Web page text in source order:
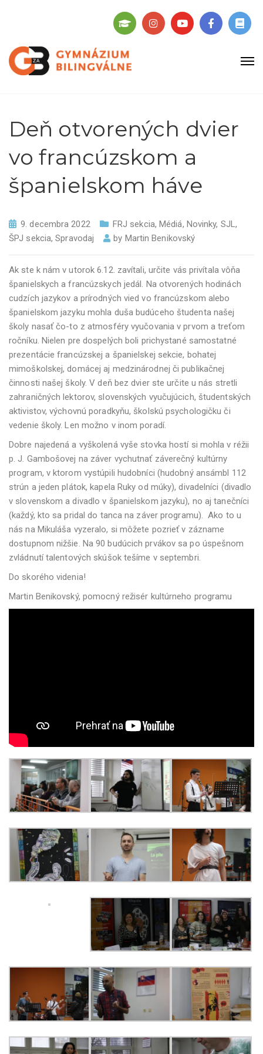
Deň otvorených dvier
vo francúzskom a
španielskom háve
9. decembra 2022 FRJ sekcia,Médiá, Novinky, SJL,
ŠPJ sekcia,Spravodaj by Martin Benikovský
Ak ste k nám v utorok 6.12. zavítali, určite vás privítala vôňa
španielskych a francúzskych jedál. Na otvorených hodinách
cudzích jazykov a prírodných vied vo francúzskom alebo
španielskom jazyku mohla duša budúceho študenta našej
školy nasať čo-to z atmosféry vyučovania v prvom a treťom
ročníku. Nielen pre dospelých boli prichystané samostatné
prezentácie francúzskej a španielskej sekcie, bohatej
mimoškolskej, domácej aj medzinárodnej či publikačnej
činnosti našej školy. V deň bez dvier ste určite u nás stretli
zahraničných lektorov, slovenských vyučujúcich, študentských
aktivistov, výchovnú poradkyňu, školskú psychologičku či
vedenie školy. Len možno v inom poradí.
Dobre najedená a vyškolená vyše stovka hostí si mohla v réžii
p. J. Gambošovej na záver vychutnať záverečný kultúrny
program, v ktorom vystúpili hudobníci (hudobný ansámbl 112
strún a jeden plátok, kapela Ruky od múky), divadelníci (divadlo
v slovenskom a divadlo v španielskom jazyku), no aj tanečníci
(každý, kto sa pridal do tanca na záver programu). Ako to u
nás na Mikuláša vyzeralo, si môžete pozrieť v zázname
dostupnom nižšie. Na 90 budúcich prvákov sa po úspešnom
zvládnutí talentových skúšok tešíme v septembri.
Do skorého videnia!
Martin Benikovský, pomocný režisér kultúrneho programu